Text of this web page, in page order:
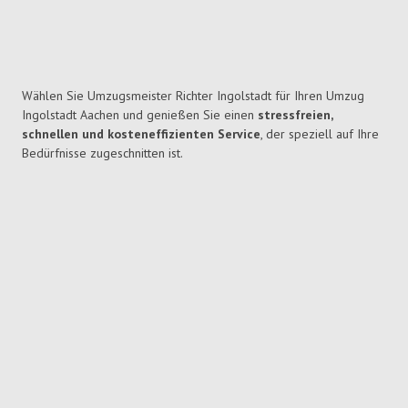
Wählen Sie Umzugsmeister Richter Ingolstadt für Ihren Umzug
Ingolstadt Aachen und genießen Sie einen stressfreien,
schnellen und kosteneffizienten Service, der speziell auf Ihre
Bedürfnisse zugeschnitten ist.